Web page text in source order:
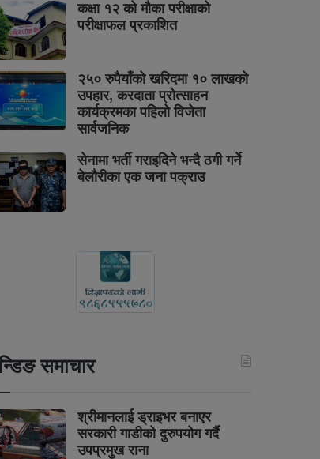
कक्षा १२ को मौका परीक्षाको
परीक्षाफल प्रकाशित
२५० रुपैयाँको खरिदमा १० लाखको
उपहार, करदाता प्रोत्साहन
कार्यक्रमका पहिलो विजेता
सार्वजनिक
सेनामा भर्ती गराइदिने भन्दै ठगी गर्ने
बेलौरीका एक जना पक्राउ
समाचार
श्रीमानलाई ड्राइभर बनाएर
सरकारी गाडीको दुरुपयोग गर्दै
उपप्रमुख राना